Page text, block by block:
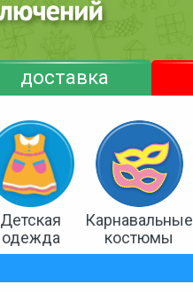
доставка
Детская
одежда
Карнавальные
костюмы